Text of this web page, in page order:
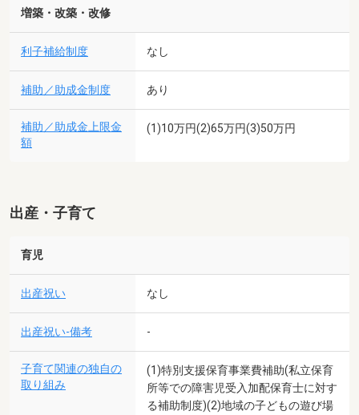
増築・改築・改修
利子補給制度 なし
補助／助成金制度 あり
補助／助成金上限金
額
(1)10万円(2)65万円(3)50万円
出産・子育て
育児
出産祝い なし
出産祝い-備考 -
子育て関連の独自の
取り組み
(1)特別支援保育事業費補助(私立保育
所等での障害児受入加配保育士に対す
る補助制度)(2)地域の子どもの遊び場